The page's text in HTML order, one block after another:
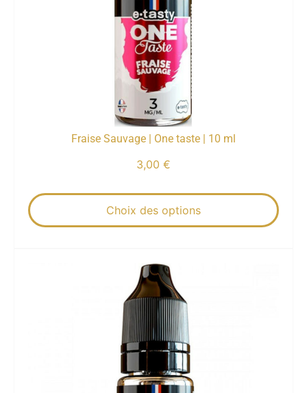
Fraise Sauvage | One taste | 10 ml
3,00 €
Choix des options